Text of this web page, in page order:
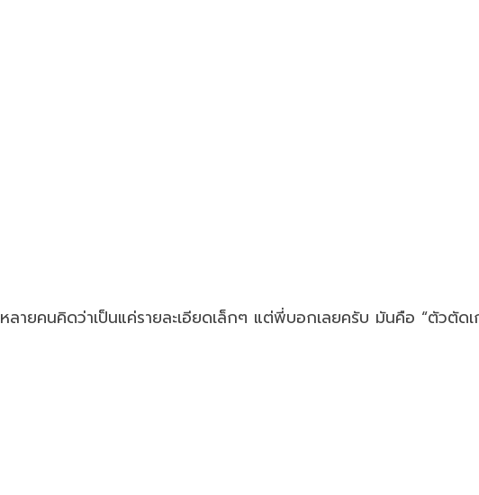
หลายคนคิดว่าเป็นแค่รายละเอียดเล็กๆ แต่พี่บอกเลยครับ มันคือ “ตัวตัด